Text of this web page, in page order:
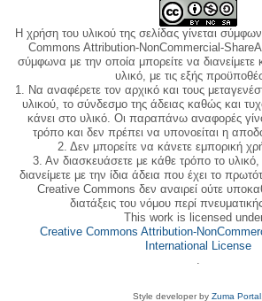
Η χρήση του υλικού της σελίδας γίνεται
Commons Attribution-NonCommercial-
σύμφωνα με την οποία μπορείτε να διανείμετε
υλικό, με τις εξής
1. Να αναφέρετε τον αρχικό και τους
υλικού, το σύνδεσμο της άδειας καθώς και
κάνει στο υλικό. Οι παραπάνω αναφορές
τρόπο και δεν πρέπει να υπονοείται η
2. Δεν μπορείτε να κάνετε εμπορική
3. Αν διασκευάσετε με κάθε τρόπο το
διανείμετε με την ίδια άδεια που έχει το
Creative Commons δεν αναιρεί ούτε
διατάξεις του νόμου περί
This work is licensed
Creative Commons Attribution-
International License
.
Style developer by Zuma Portal